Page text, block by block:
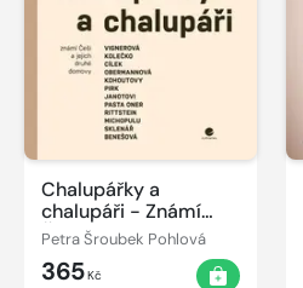
Chalupářky a
chalupáři - Známí
Češi a jejich druhé
Petra Šroubek Pohlová
365Kč